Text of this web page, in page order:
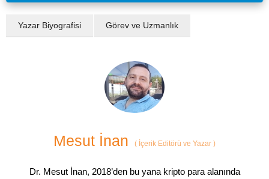
Yazar Biyografisi Görev ve Uzmanlık
Mesut İnan ( İçerik Editörü ve Yazar )
Dr. Mesut İnan, 2018’den bu yana kripto para alanında